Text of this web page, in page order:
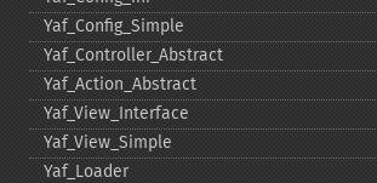
Yaf_​Config_​Simple
Yaf_​Controller_​Abstract
Yaf_​Action_​Abstract
Yaf_​View_​Interface
Yaf_​View_​Simple
Yaf_​Loader